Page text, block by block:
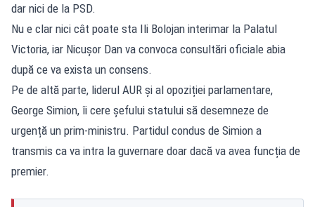
dar nici de la PSD.
Nu e clar nici cât poate sta Ili Bolojan interimar la Palatul
Victoria, iar Nicușor Dan va convoca consultări oficiale abia
după ce va exista un consens.
Pe de altă parte, liderul AUR și al opoziției parlamentare,
George Simion, îi cere șefului statului să desemneze de
urgență un prim-ministru. Partidul condus de Simion a
transmis ca va intra la guvernare doar dacă va avea funcția de
premier.